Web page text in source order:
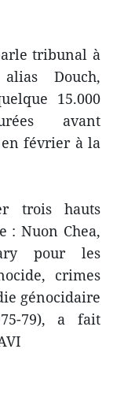
tribunal à
Douch,
15.000
avant
en février à la
trois hauts
: Nuon Chea,
pour les
crimes
génocidaire
79), a fait